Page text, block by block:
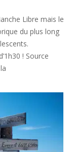
Libre mais le
du plus long
! Source